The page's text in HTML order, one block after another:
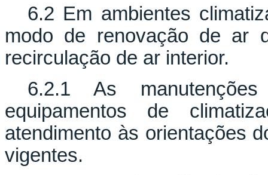
6.2 Em ambientes
modo de renovação de ar
recirculação de ar interior.
6.2.1 As
equipamentos de
atendimento às orientações
vigentes.